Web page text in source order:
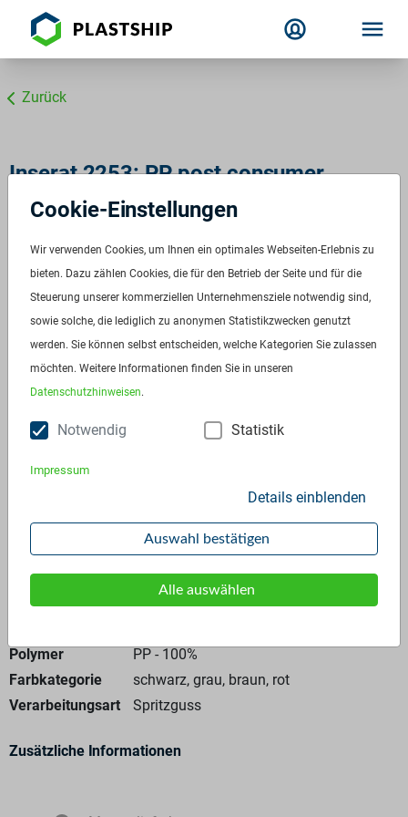
Zurück
Inserat 2253: PP post consumer
schwarz grau braun rot
PP Regranulat post consumer
ID:2253
Verfügbar ab:Sofort
Frequenz:Auf Anfrage
Menge:Auf Anfrage
Preis:Auf Anfrage
Anfrage stellen
Polymer
PP - 100%
Farbkategorie
schwarz, grau, braun, rot
Verarbeitungsart
Spritzguss
Zusätzliche Informationen
Cookie-Einstellungen
Wir verwenden Cookies, um Ihnen ein optimales Webseiten-Erlebnis zu
bieten. Dazu zählen Cookies, die für den Betrieb der Seite und für die
Steuerung unserer kommerziellen Unternehmensziele notwendig sind,
sowie solche, die lediglich zu anonymen Statistikzwecken genutzt
werden. Sie können selbst entscheiden, welche Kategorien Sie zulassen
möchten. Weitere Informationen finden Sie in unseren
Datenschutzhinweisen.
Notwendig Statistik
Impressum
Details einblenden
Auswahl bestätigen
Alle auswählen